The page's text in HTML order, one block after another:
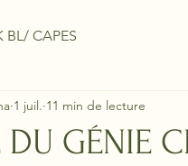
BL/ CAPES
GÉNIE
1 juil. 11 min de lecture